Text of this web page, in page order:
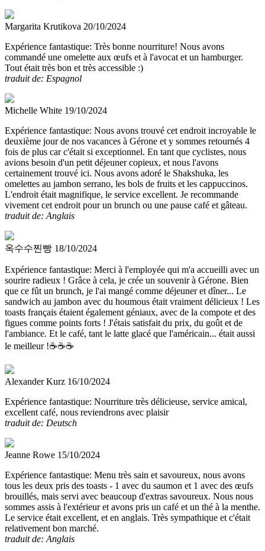
Margarita Krutikova 20/10/2024
Expérience fantastique: Très bonne nourriture! Nous avons
commandé une omelette aux œufs et à l'avocat et un hamburger.
Tout était très bon et très accessible :)
traduit de: Espagnol
Michelle White 19/10/2024
Expérience fantastique: Nous avons trouvé cet endroit incroyable le
deuxième jour de nos vacances à Gérone et y sommes retournés 4
fois de plus car c'était si exceptionnel. En tant que cyclistes, nous
avions besoin d'un petit déjeuner copieux, et nous l'avons
certainement trouvé ici. Nous avons adoré le Shakshuka, les
omelettes au jambon serrano, les bols de fruits et les cappuccinos.
L'endroit était magnifique, le service excellent. Je recommande
vivement cet endroit pour un brunch ou une pause café et gâteau.
traduit de: Anglais
옥수수찐빵 18/10/2024
Expérience fantastique: Merci à l'employée qui m'a accueilli avec un
sourire radieux ! Grâce à cela, je crée un souvenir à Gérone. Bien
que ce fût un brunch, je l'ai mangé comme déjeuner et dîner... Le
sandwich au jambon avec du houmous était vraiment délicieux ! Les
toasts français étaient également géniaux, avec de la compote et des
figues comme points forts ! J'étais satisfait du prix, du goût et de
l'ambiance. Et le café, tant le latte glacé que l'américain... était aussi
le meilleur !☕️☕️☕️
Alexander Kurz 16/10/2024
Expérience fantastique: Nourriture très délicieuse, service amical,
excellent café, nous reviendrons avec plaisir
traduit de: Deutsch
Jeanne Rowe 15/10/2024
Expérience fantastique: Menu très sain et savoureux, nous avons
tous les deux pris des toasts - 1 avec du saumon et 1 avec des œufs
brouillés, mais servi avec beaucoup d'extras savoureux. Nous nous
sommes assis à l'extérieur et avons pris un café et un thé à la menthe.
Le service était excellent, et en anglais. Très sympathique et c'était
relativement bon marché.
traduit de: Anglais